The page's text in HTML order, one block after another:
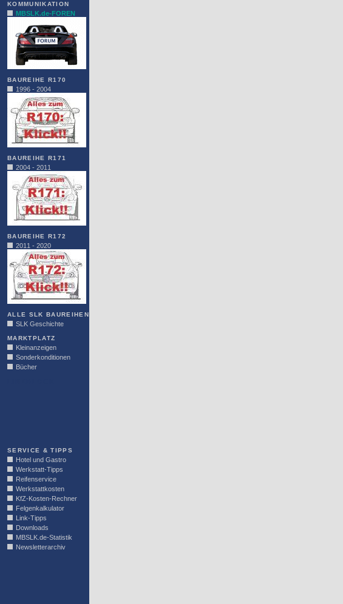
KOMMUNIKATION
MBSLK.de-FOREN
BAUREIHE R170
1996 - 2004
BAUREIHE R171
2004 - 2011
BAUREIHE R172
2011 - 2020
ALLE SLK BAUREIHEN
SLK Geschichte
MARKTPLATZ
Kleinanzeigen
Sonderkonditionen
Bücher
SERVICE & TIPPS
Hotel und Gastro
Werkstatt-Tipps
Reifenservice
Werkstattkosten
KfZ-Kosten-Rechner
Felgenkalkulator
Link-Tipps
Downloads
MBSLK.de-Statistik
Newsletterarchiv